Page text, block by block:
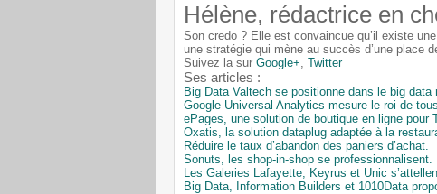
Hélène, rédactrice en
Son credo ? Elle est convaincue qu’il existe
une stratégie qui mène au succès d’une place
Suivez la sur Google+, Twitter
Ses articles :
Big Data Valtech se positionne dans le big data
Google Universal Analytics mesure le roi de
ePages, une solution de boutique en ligne
Oxatis, la solution dataplug adaptée à la
Réduire le taux d’abandon des paniers d’achat.
Sonuts, les shop-in-shop se professionnalisent.
Les Galeries Lafayette, Keyrus et Unic
Big Data, Information Builders et 1010Data